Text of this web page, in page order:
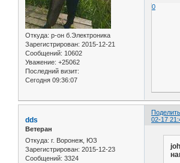
Откуда: р-он б.Электроника
Зарегистрирован: 2015-12-21
Сообщений: 10602
Уважение: +25062
Последний визит:
Сегодня 09:36:07
0
02-17
dds
Ветеран
Откуда: г. Воронеж, ЮЗ
Зарегистрирован: 2015-12-23
Сообщений: 3324